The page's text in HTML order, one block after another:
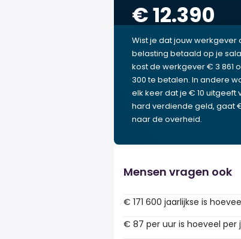
€ 12.390
Wist je dat jouw werkgever
belasting betaald op je
kost de werkgever € 3 861
300 te betalen. In andere
elk keer dat je € 10 uitgeeft
hard verdiende geld, gaat
naar de overheid.
Mensen vragen ook
€ 171 600 jaarlijkse is
€ 87 per uur is hoeveel per